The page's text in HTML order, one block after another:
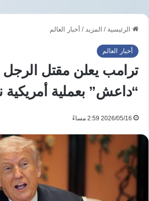
الرئيسية / المزيد / أخبار العالم
أخبار العالم
ترامب يعلن مقتل الرجل
“داعش” بعملية أمريكية
2026/05/16 2:59 مساءً